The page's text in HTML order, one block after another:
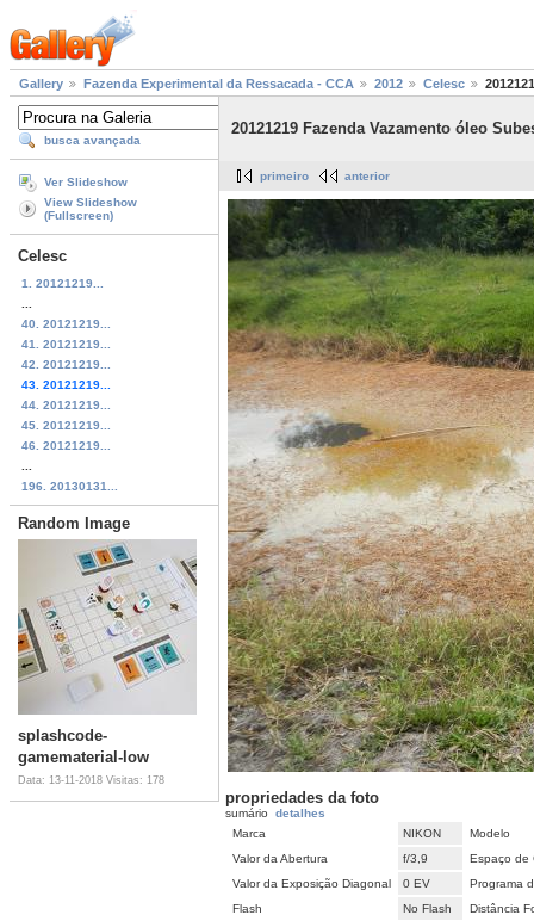
Gallery Fazenda Experimental da Ressacada - CCA 2012 Celesc
busca avançada
Ver Slideshow
View Slideshow
(Fullscreen)
Celesc
1. 20121219...
40. 20121219...
41. 20121219...
42. 20121219...
43. 20121219...
44. 20121219...
45. 20121219...
46. 20121219...
196. 20130131...
Random Image
splashcode-
gamematerial-low
Data: 13-11-2018 Visitas: 178
20121219 Fazenda Vazamento óleo
primeiro anterior
propriedades da foto
sumário detalhes
Marca
NIKON
Modelo
Valor da Abertura
f/3,9
Espaço de
Valor da Exposição Diagonal
0 EV
Programa
Flash
No Flash
Distância